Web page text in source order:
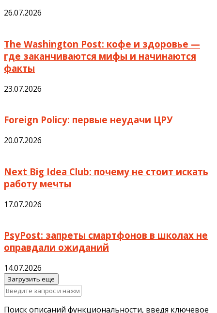
26.07.2026
The Washington Post: кофе и здоровье —
где заканчиваются мифы и начинаются
факты
23.07.2026
Foreign Policy: первые неудачи ЦРУ
20.07.2026
Next Big Idea Club: почему не стоит искать
работу мечты
17.07.2026
PsyPost: запреты смартфонов в школах не
оправдали ожиданий
14.07.2026
Загрузить еще
Поиск описаний функциональности, введя ключевое